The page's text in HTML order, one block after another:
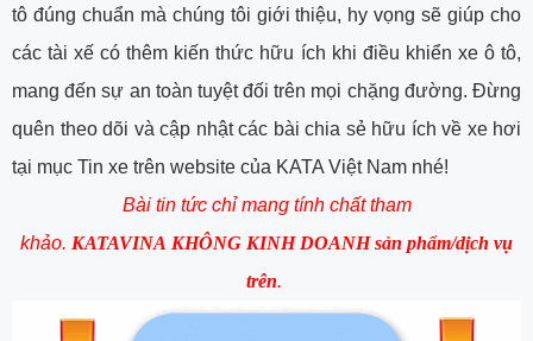
tô đúng chuẩn mà chúng tôi giới thiệu, hy vọng sẽ giúp cho
các tài xế có thêm kiến thức hữu ích khi điều khiển xe ô tô,
mang đến sự an toàn tuyệt đối trên mọi chặng đường. Đừng
quên theo dõi và cập nhật các bài chia sẻ hữu ích về xe hơi
tại mục Tin xe trên website của KATA Việt Nam nhé!
Bài tin tức chỉ mang tính chất tham
khảo. KATAVINA KHÔNG KINH DOANH sản phẩm/dịch vụ
trên.